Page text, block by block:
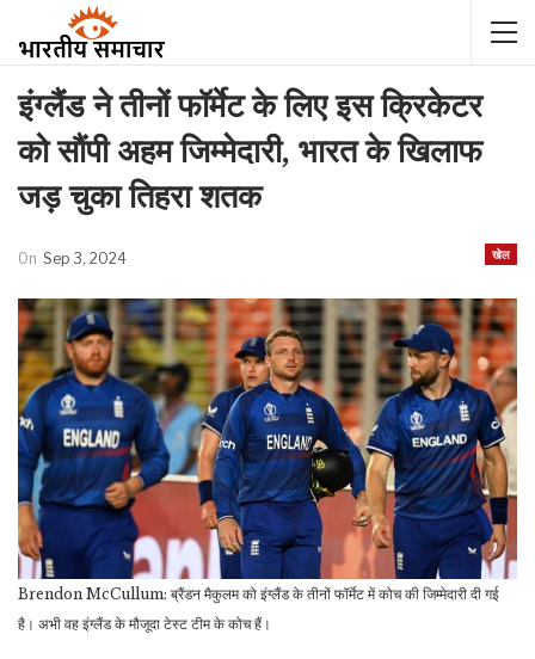
इंग्लैंड ने तीनों फॉर्मेट के लिए इस क्रिकेटर
को सौंपी अहम जिम्मेदारी, भारत के खिलाफ
जड़ चुका तिहरा शतक
खेल
On Sep 3, 2024
Brendon McCullum: ब्रैंडन मैकुलम को इंग्लैंड के तीनों फॉर्मेट में कोच की जिम्मेदारी दी गई
है। अभी वह इंग्लैंड के मौजूदा टेस्ट टीम के कोच हैं।